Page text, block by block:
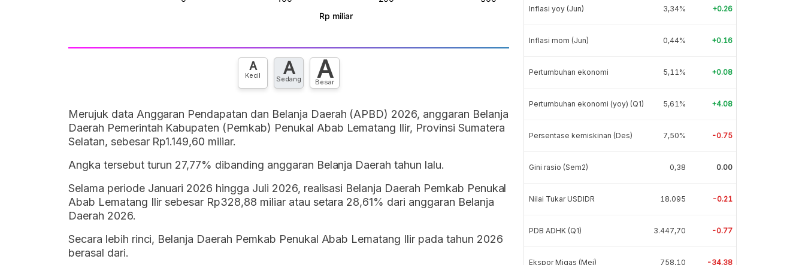
A
Kecil A
Sedang A
Besar
Merujuk data Anggaran Pendapatan dan Belanja Daerah (APBD) 2026, anggaran Belanja
Daerah Pemerintah Kabupaten (Pemkab) Penukal Abab Lematang Ilir, Provinsi Sumatera
Selatan, sebesar Rp1.149,60 miliar.
Angka tersebut turun 27,77% dibanding anggaran Belanja Daerah tahun lalu.
Selama periode Januari 2026 hingga Juli 2026, realisasi Belanja Daerah Pemkab Penukal
Abab Lematang Ilir sebesar Rp328,88 miliar atau setara 28,61% dari anggaran Belanja
Daerah 2026.
Secara lebih rinci, Belanja Daerah Pemkab Penukal Abab Lematang Ilir pada tahun 2026
berasal dari.
Inflasi yoy (Jun) 3,34% +0.26
Inflasi mom (Jun) 0,44% +0.16
Pertumbuhan ekonomi 5,11% +0.08
Pertumbuhan ekonomi (yoy) (Q1) 5,61% +4.08
Persentase kemiskinan (Des) 7,50% -0.75
Gini rasio (Sem2) 0,38 0.00
Nilai Tukar USDIDR 18.095 -0.21
PDB ADHK (Q1) 3.447,70 -0.77
Ekspor Migas (Mei) 758,10 -34.38